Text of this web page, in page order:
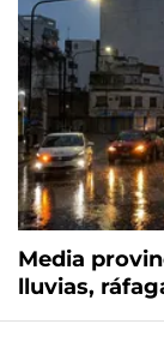
Media
lluvias,